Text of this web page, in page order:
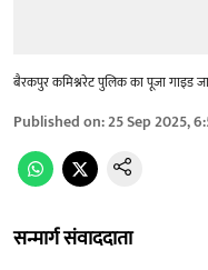
बैरकपुर कमिश्नरेट पुलिक का पूजा गाइड
Published on:25 Sep 2025,
सन्मार्ग संवाददाता